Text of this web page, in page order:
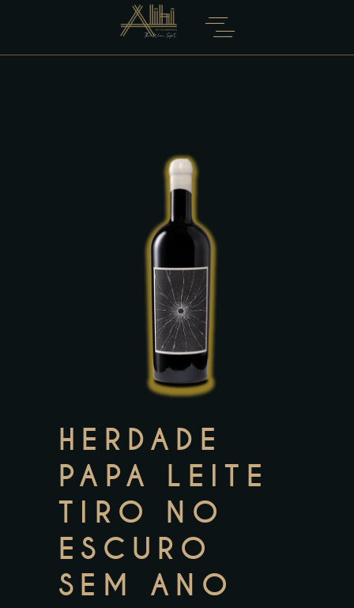
HERDADE
PAPA LEITE
TIRO NO
ESCURO
SEM ANO